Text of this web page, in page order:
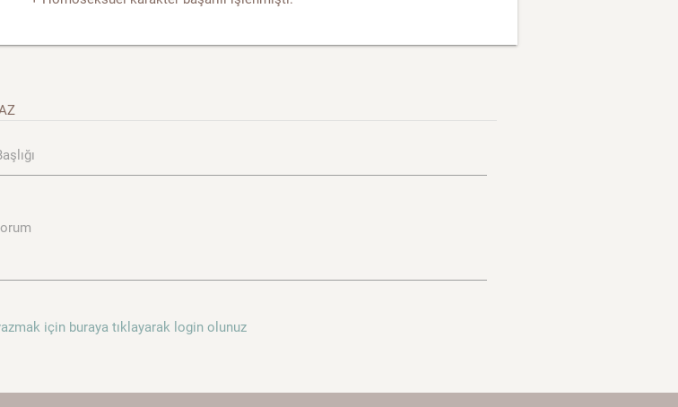
için buraya tıklayarak login olunuz